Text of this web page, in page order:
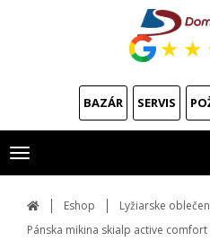
★ ★
BAZÁR SERVIS
Toggle
navigation
Eshop Lyžiarske
Pánska mikina skialp active comfort